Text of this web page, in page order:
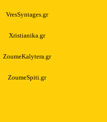
VresSyntages.gr
Xristianika.gr
ZoumeKalytera.gr
ZoumeSpiti.gr